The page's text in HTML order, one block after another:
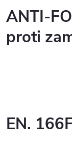
ANTI-
proti
EN.